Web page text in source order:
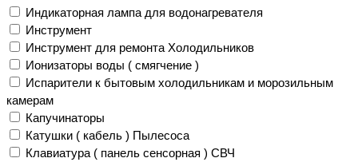
Индикаторная лампа для водонагревателя
Инструмент
Инструмент для ремонта Холодильников
Ионизаторы воды ( смягчение )
Испарители к бытовым холодильникам и морозильным
камерам
Капучинаторы
Катушки ( кабель ) Пылесоса
Клавиатура ( панель сенсорная ) СВЧ